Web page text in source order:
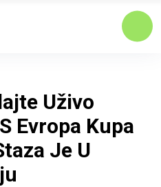
Uživo
Evropa Kupa
Je U